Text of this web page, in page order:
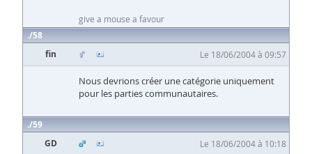
give a mouse a favour
58
fin
Le 18/06/2004 à 09:57
Nous devrions créer une catégorie uniquement
pour les parties communautaires.
59
GD
Le 18/06/2004 à 10:18